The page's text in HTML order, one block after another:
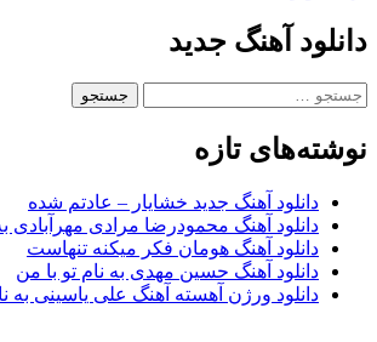
دانلود آهنگ جدید
جستجو
نوشته‌های تازه
دانلود آهنگ جدید خشایار – عادتم شده
دانلود آهنگ محمودرضا مرادی مهرآبادی
دانلود آهنگ هومان فکر میکنه تنهاست
دانلود آهنگ حسین مهدی به نام تو با من
دانلود ورژن آهسته آهنگ علی یاسینی به